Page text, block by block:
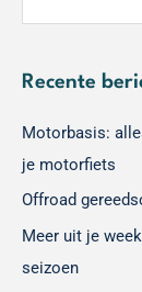
Recente
Motorbasis:
je motorfiets
Offroad
Meer uit je
seizoen